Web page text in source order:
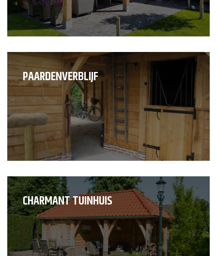
PAARDENVERBLIJF
CHARMANT TUINHUIS